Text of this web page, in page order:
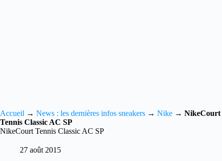
Accueil → News : les dernières infos sneakers → Nike → NikeCourt
Tennis Classic AC SP
NikeCourt Tennis Classic AC SP
27 août 2015